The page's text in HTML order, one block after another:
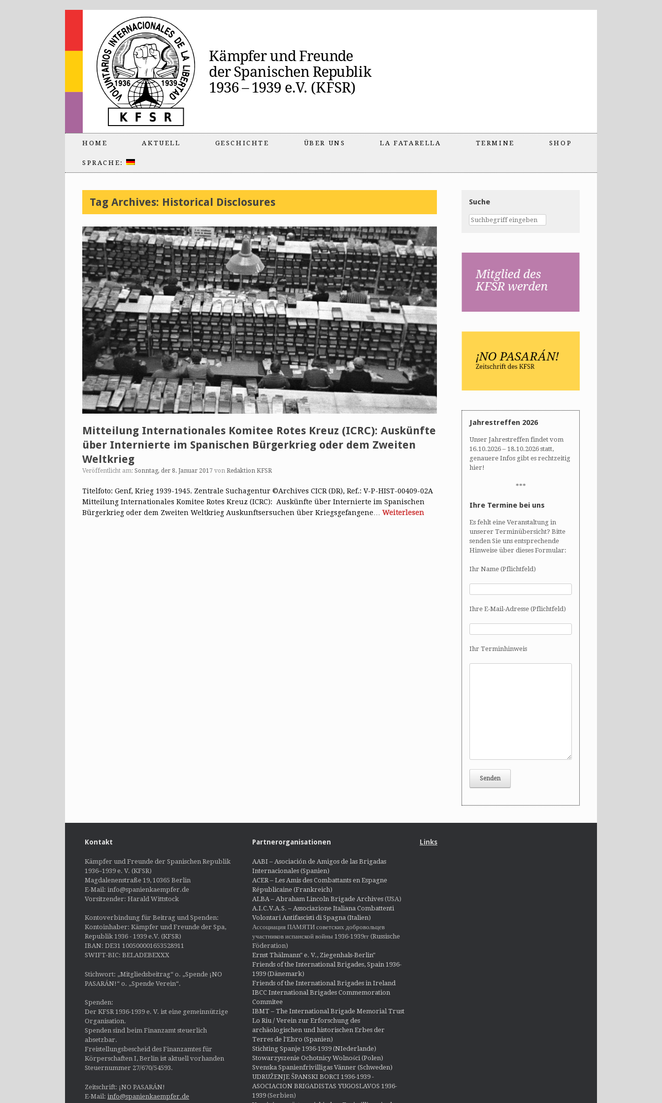
HOME AKTUELL GESCHICHTE ÜBER UNS LA FATARELLA TERMINE SHOP
SPRACHE:
Tag Archives: Historical Disclosures
Mitteilung Internationales Komitee Rotes Kreuz (ICRC): Auskünfte
über Internierte im Spanischen Bürgerkrieg oder dem Zweiten
Weltkrieg
Veröffentlicht am: Sonntag, der 8. Januar 2017 von Redaktion KFSR
Titelfoto: Genf, Krieg 1939-1945. Zentrale Suchagentur ©Archives CICR (DR), Ref.: V-P-HIST-00409-02A
Mitteilung Internationales Komitee Rotes Kreuz (ICRC): Auskünfte über Internierte im Spanischen
Bürgerkrieg oder dem Zweiten Weltkrieg Auskunftsersuchen über Kriegsgefangene… Weiterlesen
Suche
Jahrestreffen 2026
Unser Jahrestreffen findet vom
16.10.2026 – 18.10.2026 statt,
genauere Infos gibt es rechtzeitig
hier!
***
Ihre Termine bei uns
Es fehlt eine Veranstaltung in
unserer Terminübersicht? Bitte
senden Sie uns entsprechende
Hinweise über dieses Formular:
Ihr Name (Pflichtfeld)
Ihre E-Mail-Adresse (Pflichtfeld)
Ihr Terminhinweis
Kontakt
Kämpfer und Freunde der Spanischen Republik
1936–1939 e. V. (KFSR)
Magdalenenstraße 19, 10365 Berlin
E-Mail: info@spanienkaempfer.de
Vorsitzender: Harald Wittstock
Kontoverbindung für Beitrag und Spenden:
Kontoinhaber: Kämpfer und Freunde der Spa,
Republik 1936 - 1939 e.V. (KFSR)
IBAN: DE31 100500001653528911
SWIFT-BIC: BELADEBEXXX
Stichwort: „Mitgliedsbeitrag“ o. „Spende ¡NO
PASARÁN!“ o. „Spende Verein“.
Spenden:
Der KFSR 1936-1939 e. V. ist eine gemeinnützige
Organisation.
Spenden sind beim Finanzamt steuerlich
absetzbar.
Freistellungsbescheid des Finanzamtes für
Körperschaften I, Berlin ist aktuell vorhanden
Steuernummer 27/670/54593.
Zeitschrift: ¡NO PASARÁN!
E-Mail: info@spanienkaempfer.de
Partnerorganisationen
AABI – Asociación de Amigos de las Brigadas
Internacionales (Spanien)
ACER – Les Amis des Combattants en Espagne
Républicaine (Frankreich)
ALBA – Abraham Lincoln Brigade Archives(USA)
A.I.C.V.A.S. – Associazione Italiana Combattenti
Volontari Antifascisti di Spagna (Italien)
Ассоциация ПАМЯТИ советских добровольцев
участников испанской войны 1936-1939гг (Russische
Föderation)
Ernst Thälmann" e. V., Ziegenhals-Berlin"
Friends of the International Brigades, Spain 1936-
1939 (Dänemark)
Friends of the International Brigades in Ireland
IBCC International Brigades Commemoration
Commitee
IBMT – The International Brigade Memorial Trust
Lo Riu / Verein zur Erforschung des
archäologischen und historischen Erbes der
Terres de l'Ebro (Spanien)
Stichting Spanje 1936-1939 (NIederlande)
Stowarzyszenie Ochotnicy Wolności (Polen)
Svenska Spanienfrivilligas Vänner (Schweden)
UDRUŽENJE ŠPANSKI BORCI 1936-1939 -
ASOCIACION BRIGADISTAS YUGOSLAVOS 1936-
1939(Serbien)
Links